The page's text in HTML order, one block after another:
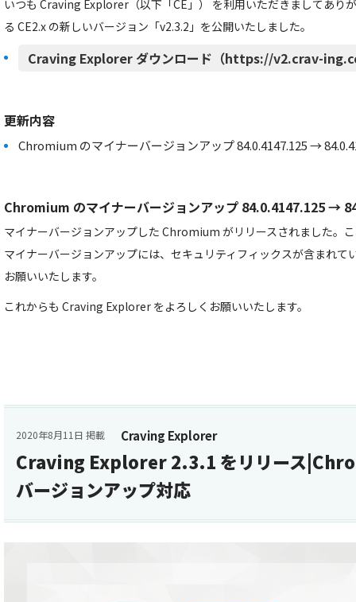
いつも Craving Explorer（以下「CE」） を利用いただきましてあり
る CE2.x の新しいバージョン「v2.3.2」を公開いたしました。
Craving Explorer ダウンロード（https://v2.crav-
更新内容
Chromium のマイナーバージョンアップ 84.0.4147.125 →
Chromium のマイナーバージョンアップ 84.0.4147.125 →
マイナーバージョンアップした Chromium がリリースされました。
マイナーバージョンアップには、セキュリティフィックスが含まれて
お願いいたします。
これからも Craving Explorer をよろしくお願いいたします。
Craving Explorer
2020年8月11日 掲載
Craving Explorer 2.3.1 をリリース
バージョンアップ対応